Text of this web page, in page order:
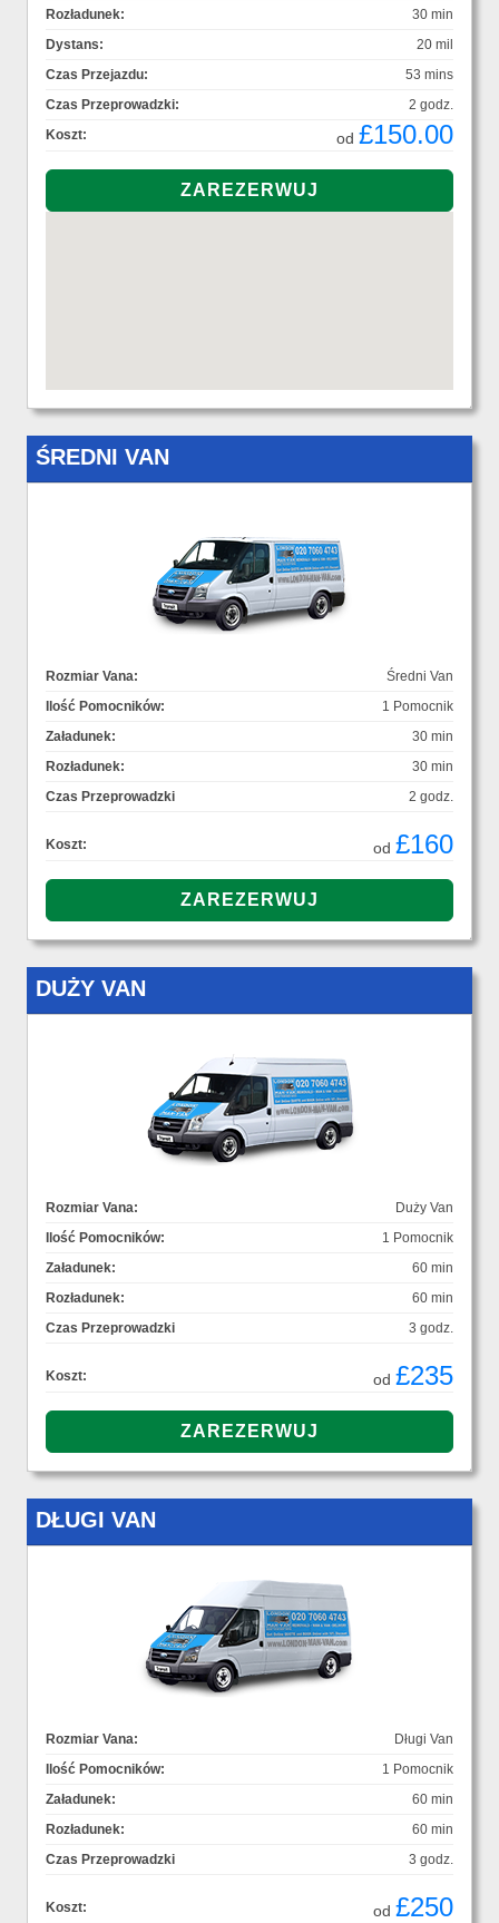
Rozładunek:
30 min
Dystans:
20 mil
Czas Przejazdu:
53 mins
Czas Przeprowadzki:
2 godz.
Koszt:
od £150.00
ŚREDNI VAN
Rozmiar Vana:
Średni Van
Ilość Pomocników:
1 Pomocnik
Załadunek:
30 min
Rozładunek:
30 min
Czas Przeprowadzki
2 godz.
Koszt: od £160
DUŻY VAN
Rozmiar Vana:
Duży Van
Ilość Pomocników:
1 Pomocnik
Załadunek:
60 min
Rozładunek:
60 min
Czas Przeprowadzki
3 godz.
Koszt: od £235
DŁUGI VAN
Rozmiar Vana:
Długi Van
Ilość Pomocników:
1 Pomocnik
Załadunek:
60 min
Rozładunek:
60 min
Czas Przeprowadzki
3 godz.
Koszt: od £250